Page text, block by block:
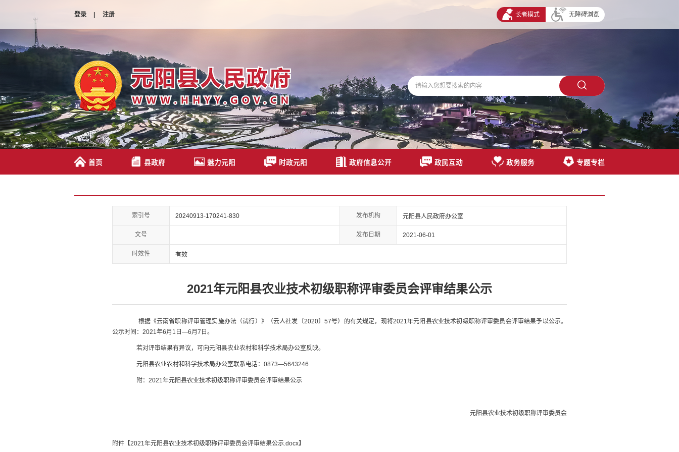
登录 | 注册 长者模式 无障碍浏览
首页 县政府 魅力元阳 时政元阳 政府信息公开 政民互动 政务服务 专题专栏
索引号 20240913-170241-830 发布机构 元阳县人民政府办公室
文号 发布日期 2021-06-01
时效性 有效
2021年元阳县农业技术初级职称评审委员会评审结果公示
根据《云南省职称评审管理实施办法（试行）》（云人社发〔2020〕57号）的有关规定，现将2021 年元阳县农业技术初级职称评审委员会评审结果予以公示。
公示时间： 2021 年6月 1 日—6月 7 日。
若对评审结果有异议，可向元阳县农业农村和科学技术局办公室反映。
元阳县农业农村和科学技术局办公室联系电话： 0873—5643246
附： 2021年元阳县农业技术初级职称评审委员会评审结果公示
元阳县农业技术初级职称评审委员会
附件【2021年元阳县农业技术初级职称评审委员会评审结果公示.docx】